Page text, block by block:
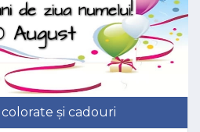
și cadouri